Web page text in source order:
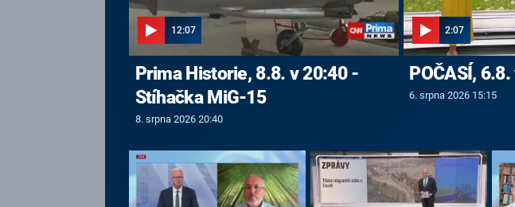
12:07
Prima Historie, 8.8. v 20:40 -
Stíhačka MiG-15
8. srpna 2026 20:40
2:07
POČASÍ,
6. srpna 2026 15:15